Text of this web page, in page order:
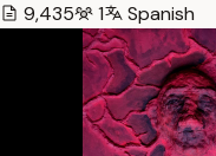
9,435
1 Spanish